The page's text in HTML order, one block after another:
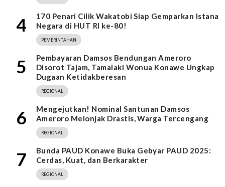
4
170 Penari Cilik Wakatobi Siap Gemparkan Istana
Negara di HUT RI ke-80!
PEMERINTAHAN
5
Pembayaran Damsos Bendungan Ameroro
Disorot Tajam, Tamalaki Wonua Konawe Ungkap
Dugaan Ketidakberesan
REGIONAL
6
Mengejutkan! Nominal Santunan Damsos
Ameroro Melonjak Drastis, Warga Tercengang
REGIONAL
7
Bunda PAUD Konawe Buka Gebyar PAUD 2025:
Cerdas, Kuat, dan Berkarakter
REGIONAL